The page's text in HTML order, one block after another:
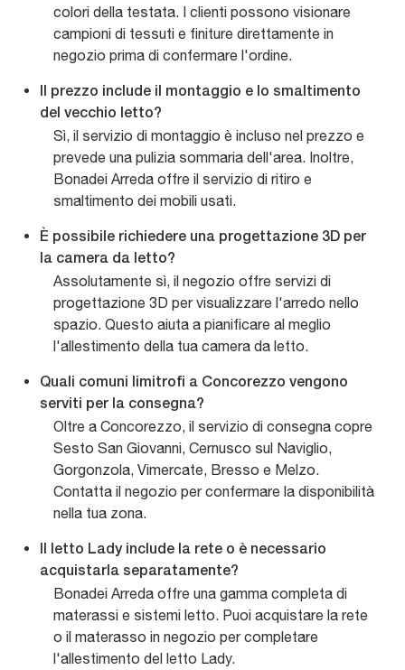
colori della testata. I clienti possono visionare
campioni di tessuti e finiture direttamente in
negozio prima di confermare l'ordine.
Il prezzo include il montaggio e lo smaltimento
del vecchio letto?
Sì, il servizio di montaggio è incluso nel prezzo e
prevede una pulizia sommaria dell'area. Inoltre,
Bonadei Arreda offre il servizio di ritiro e
smaltimento dei mobili usati.
È possibile richiedere una progettazione 3D per
la camera da letto?
Assolutamente sì, il negozio offre servizi di
progettazione 3D per visualizzare l'arredo nello
spazio. Questo aiuta a pianificare al meglio
l'allestimento della tua camera da letto.
Quali comuni limitrofi a Concorezzo vengono
serviti per la consegna?
Oltre a Concorezzo, il servizio di consegna copre
Sesto San Giovanni, Cernusco sul Naviglio,
Gorgonzola, Vimercate, Bresso e Melzo.
Contatta il negozio per confermare la disponibilità
nella tua zona.
Il letto Lady include la rete o è necessario
acquistarla separatamente?
Bonadei Arreda offre una gamma completa di
materassi e sistemi letto. Puoi acquistare la rete
o il materasso in negozio per completare
l'allestimento del letto Lady.